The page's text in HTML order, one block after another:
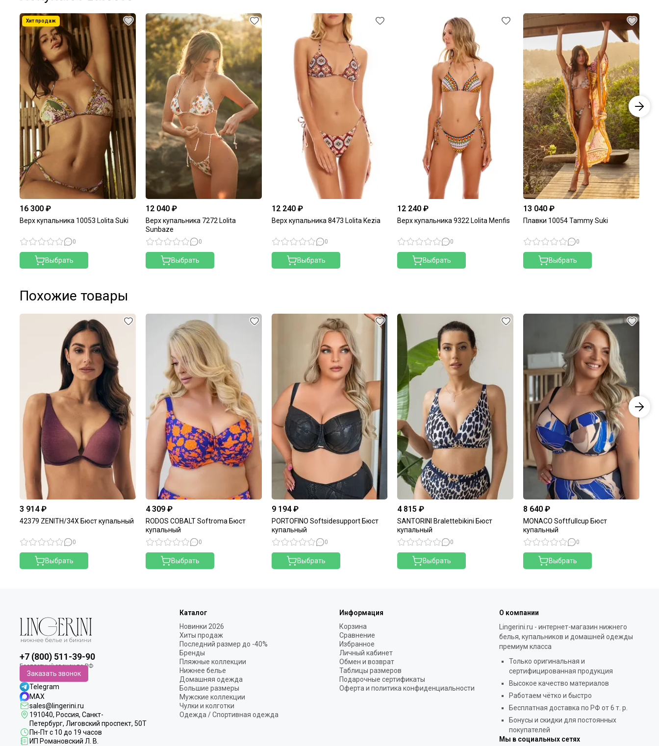
16 300 ₽
Верх купальника 10053 Lolita Suki
0
Выбрать
12 040 ₽
Верх купальника 7272 Lolita
Sunbaze
0
Выбрать
12 240 ₽
Верх купальника 8473 Lolita Kezia
0
Выбрать
12 240 ₽
Верх купальника 9322 Lolita Menfis
0
Выбрать
13 040 ₽
Плавки 10054 Tammy Suki
0
Выбрать
Похожие товары
3 914 ₽
42379 ZENITH/34X Бюст купальный
0
Выбрать
4 309 ₽
RODOS COBALT Softroma Бюст
купальный
0
Выбрать
9 194 ₽
PORTOFINO Softsidesupport Бюст
купальный
0
Выбрать
4 815 ₽
SANTORINI Bralettebikini Бюст
купальный
0
Выбрать
8 640 ₽
MONACO Softfullcup Бюст
купальный
0
Выбрать
+7 (800) 511-39-90
Заказать звонок
Telegram
MAX
sales@lingerini.ru
191040, Россия, Санкт-
Петербург, Лиговский проспект, 50Т
Пн-Пт с 10 до 19 часов
ИП Романовский Л. В.
Каталог
Новинки 2026
Хиты продаж
Последний размер до -40%
Бренды
Пляжные коллекции
Нижнее белье
Домашняя одежда
Большие размеры
Мужские коллекции
Чулки и колготки
Одежда / Спортивная одежда
Информация
Корзина
Сравнение
Избранное
Личный кабинет
Обмен и возврат
Таблицы размеров
Подарочные сертификаты
Оферта и политика конфиденциальности
О компании
Lingerini.ru - интернет-магазин нижнего
белья, купальников и домашней одежды
премиум класса
Только оригинальная и
сертифицированная продукция
Высокое качество материалов
Работаем чётко и быстро
Бесплатная доставка по РФ от 6 т. р.
Бонусы и скидки для постоянных
покупателей
Мы в социальных сетях